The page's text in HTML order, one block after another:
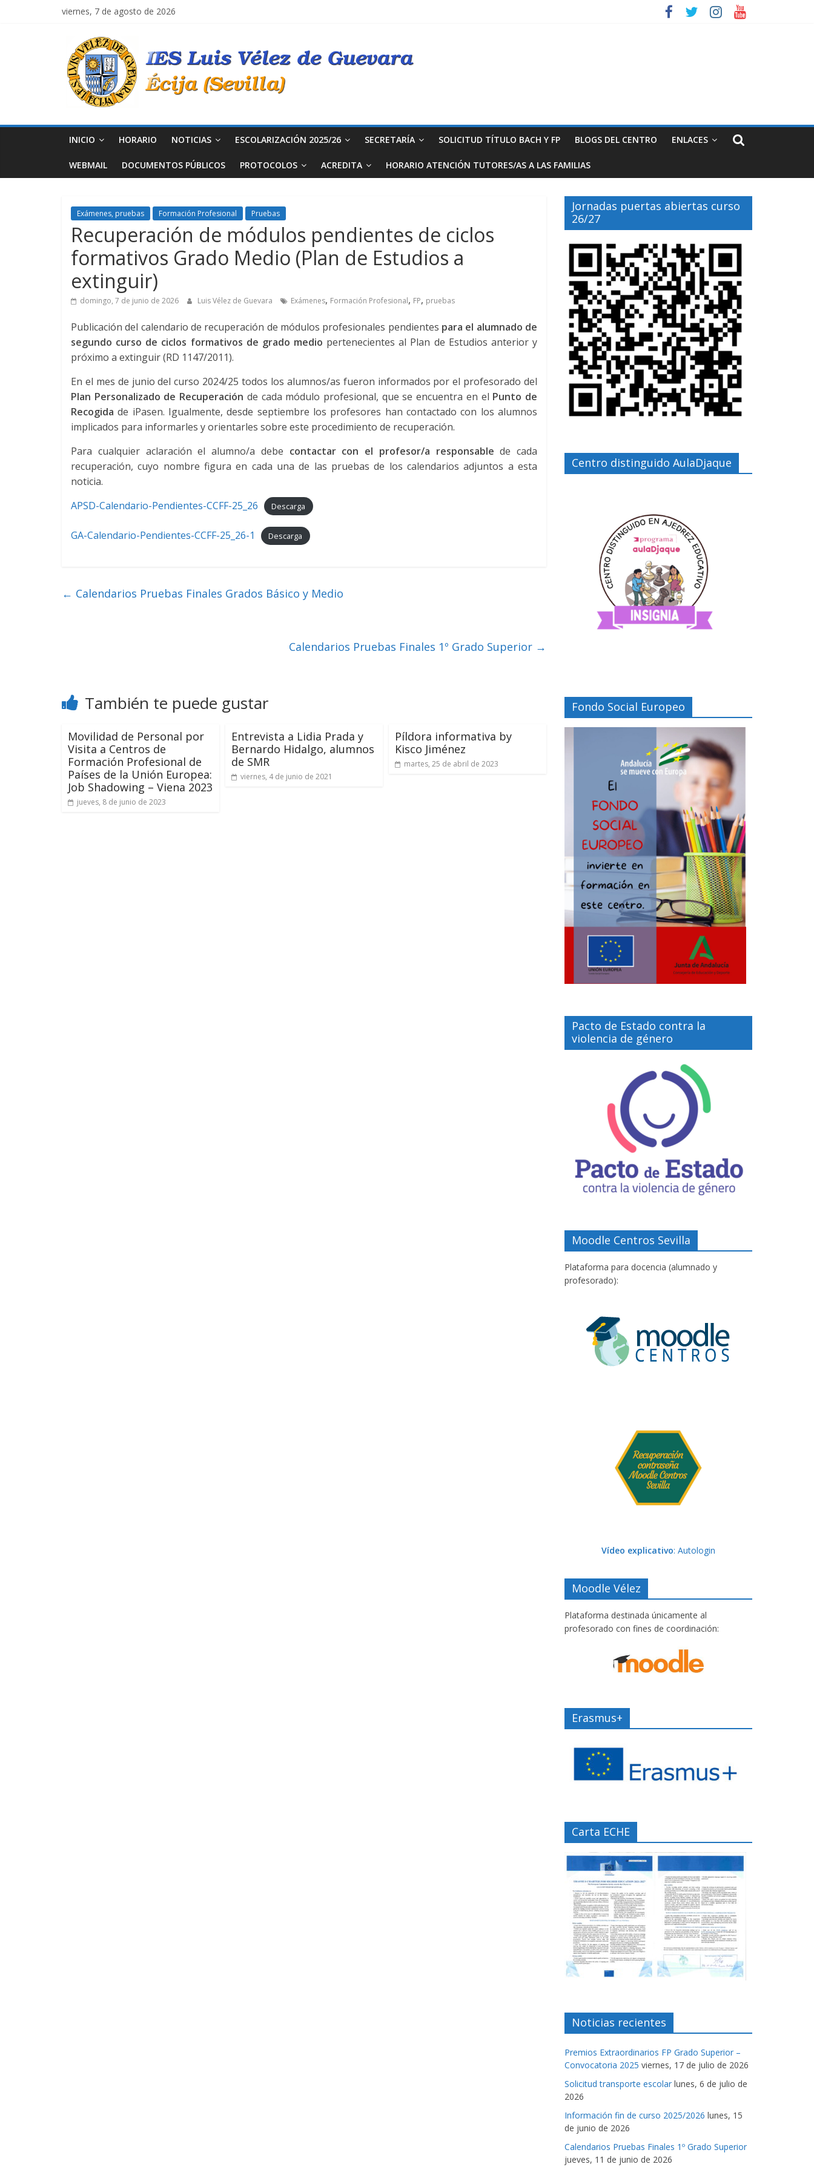
viernes, 7 de agosto de 2026
IES
Luis
Vélez
de
Guevara
INICIO HORARIO NOTICIAS ESCOLARIZACIÓN 2025/26 SECRETARÍA SOLICITUD TÍTULO BACH Y FP BLOGS DEL CENTRO ENLACES
WEBMAIL DOCUMENTOS PÚBLICOS PROTOCOLOS ACREDITA HORARIO ATENCIÓN TUTORES/AS A LAS FAMILIAS
Exámenes, pruebas Formación Profesional Pruebas
Recuperación de módulos pendientes de ciclos
formativos Grado Medio (Plan de Estudios a
extinguir)
domingo, 7 de junio de 2026 Luis Vélez de Guevara Exámenes, Formación Profesional, FP, pruebas
Publicación del calendario de recuperación de módulos profesionales pendientes para el alumnado de
segundo curso de ciclos formativos de grado medio pertenecientes al Plan de Estudios anterior y
próximo a extinguir (RD 1147/2011).
En el mes de junio del curso 2024/25 todos los alumnos/as fueron informados por el profesorado del
Plan Personalizado de Recuperación de cada módulo profesional, que se encuentra en el Punto de
Recogida de iPasen. Igualmente, desde septiembre los profesores han contactado con los alumnos
implicados para informarles y orientarles sobre este procedimiento de recuperación.
Para cualquier aclaración el alumno/a debe contactar con el profesor/a responsable de cada
recuperación, cuyo nombre figura en cada una de las pruebas de los calendarios adjuntos a esta
noticia.
APSD-Calendario-Pendientes-CCFF-25_26
Descarga
GA-Calendario-Pendientes-CCFF-25_26-1 Descarga
← Calendarios Pruebas Finales Grados Básico y Medio
Calendarios Pruebas Finales 1º Grado Superior →
También te puede gustar
Movilidad de Personal por
Visita a Centros de
Formación Profesional de
Países de la Unión Europea:
Job Shadowing – Viena 2023
jueves, 8 de junio de 2023
Entrevista a Lidia Prada y
Bernardo Hidalgo, alumnos
de SMR
viernes, 4 de junio de 2021
Píldora informativa by
Kisco Jiménez
martes, 25 de abril de 2023
Jornadas puertas abiertas curso
26/27
Centro distinguido AulaDjaque
Fondo Social Europeo
Pacto de Estado contra la
violencia de género
Moodle Centros Sevilla
Plataforma para docencia (alumnado y
profesorado):
Vídeo explicativo: Autologin
Moodle Vélez
Plataforma destinada únicamente al
profesorado con fines de coordinación:
Erasmus+
Carta ECHE
Noticias recientes
Premios Extraordinarios FP Grado Superior –
Convocatoria 2025 viernes, 17 de julio de 2026
Solicitud transporte escolar lunes, 6 de julio de
2026
Información fin de curso 2025/2026 lunes, 15
de junio de 2026
Calendarios Pruebas Finales 1º Grado Superior
jueves, 11 de junio de 2026